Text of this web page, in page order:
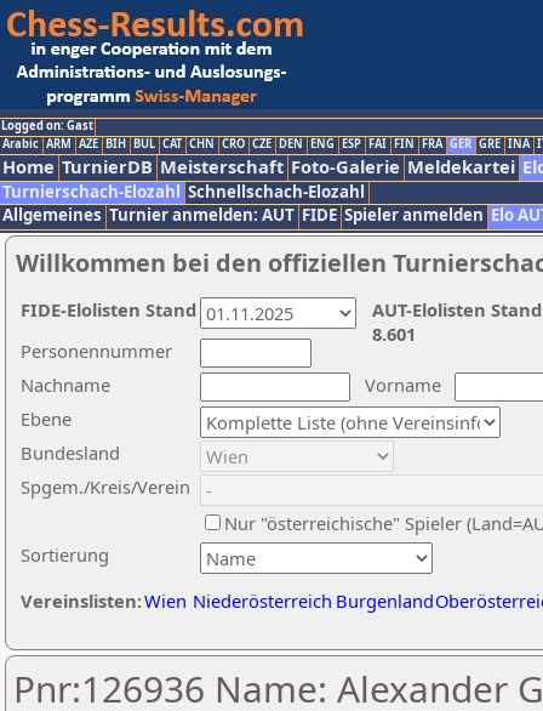
Logged on: Gast
Arabic ARM AZE BIH BUL CAT CHN CRO CZE DEN ENG ESP FAI FIN FRA GER GRE INA
Home TurnierDB Meisterschaft Foto-Galerie Meldekartei
Turnierschach-Elozahl Schnellschach-Elozahl
Allgemeines Turnier anmelden: AUT FIDE Spieler anmelden Elo
Willkommen bei den offiziellen
Nachname
Vorname
Ebene
Sortierung
Personennummer
Bundesland
Spgem./Kreis/Verein
Nur "österreichische" Spieler
Vereinslisten:Wien Niederösterreich Burgenland
AUT-Elolisten
8.601
FIDE-Elolisten Stand
Pnr:126936 Name: Alexander